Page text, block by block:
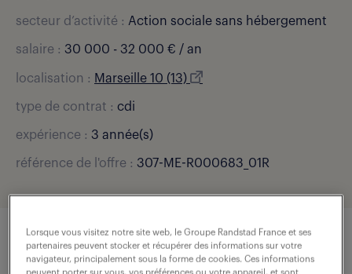
secteur d’activité : Action sociale sans hébergement
salaire : 30 000 - 32 000 € / an
localisation : Marseille 10 (13)
type de contrat : cdi
expérience : 3 année(s)
référence de l'offre : 307-ME-R000683_01R
Lorsque vous visitez notre site web, le Groupe Randstad France et ses
partenaires peuvent stocker et récupérer des informations sur votre
navigateur, principalement sous la forme de cookies. Ces informations